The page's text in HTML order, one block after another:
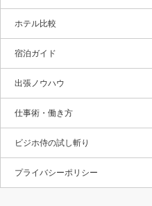
ホテル比較
宿泊ガイド
出張ノウハウ
仕事術・働き方
ビジホ侍の試し斬り
プライバシーポリシー